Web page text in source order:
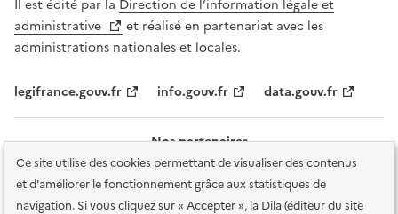
Ce site utilise des cookies permettant de visualiser des contenus
et d'améliorer le fonctionnement grâce aux statistiques de
navigation. Si vous cliquez sur « Accepter », la Dila (éditeur du site
Il est édité par la Direction de l’information légale et
administrative
et réalisé en partenariat avec les
administrations nationales et locales.
legifrance.gouv.fr info.gouv.fr data.gouv.fr
Nos partenaires